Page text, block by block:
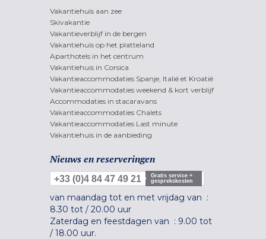
Vakantiehuis aan zee
Skivakantie
Vakantieverblijf in de bergen
Vakantiehuis op het platteland
Aparthotels in het centrum
Vakantiehuis in Corsica
Vakantieaccommodaties Spanje, Italië et Kroatië
Vakantieaccommodaties weekend & kort verblijf
Accommodaties in stacaravans
Vakantieaccommodaties Chalets
Vakantieaccommodaties Last minute
Vakantiehuis in de aanbieding
Nieuws en reserveringen
+33 (0)4 84 47 49 21
Gratis service +
gesprekskosten
van maandag tot en met vrijdag van :
8.30 tot / 20.00 uur
Zaterdag en feestdagen van : 9.00 tot
/ 18.00 uur.